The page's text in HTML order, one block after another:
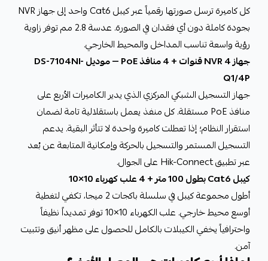
كل كاميرة ترسل صورتها رقمياً عبر كيبل Cat6 واحد إلى جهاز NVR
بجودة كاملة دون أي فقدان في الصورة. عدسة 2.8 مم توفر زاوية
رؤية واسعة تناسب المداخل والمحيط الخارجي.
جهاز NVR 4 قنوات + 4 منافذ PoE — موديل DS-7104NI-
Q1/4P
جهاز التسجيل الشبكي المركزي الذي يدير الكاميرات الأربع على
منافذ PoE مستقلة. كل منفذ يعمل باستقلالية تامة لضمان
استقرار النظام؛ إذا تعطلت كاميرة واحدة لا تتأثر البقية. يدعم
التسجيل المستمر والتسجيل بالحركة وإمكانية المتابعة عن بُعد
عبر تطبيق Hik-Connect على الجوال.
كيبل Cat6 بطول 100 متر + 4 علب كهرباء 10×10
أطول مجموعة كيبل في سلسلة باكجات 2 ميجا، تكفي لتغطية
أوسع محيط خارجي. علب الكهرباء 10×10 توفر تمديداً نظيفاً
واحترافياً يخفي الكيبلات بالكامل للحصول على مظهر أنيق وتثبيت
آمن.